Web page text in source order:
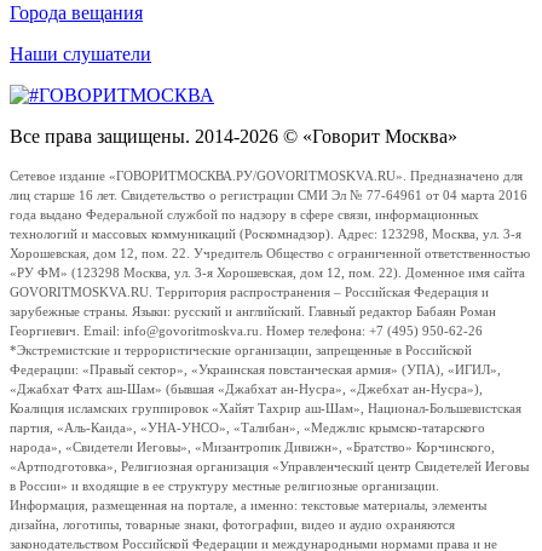
Города вещания
Наши слушатели
Все права защищены. 2014-2026 © «Говорит Москва»
Сетевое издание «ГОВОРИТМОСКВА.РУ/GOVORITMOSKVA.RU». Предназначено для
лиц старше 16 лет. Свидетельство о регистрации СМИ Эл № 77-64961 от 04 марта 2016
года выдано Федеральной службой по надзору в сфере связи, информационных
технологий и массовых коммуникаций (Роскомнадзор). Адрес: 123298, Москва, ул. 3-я
Хорошевская, дом 12, пом. 22. Учредитель Общество с ограниченной ответственностью
«РУ ФМ» (123298 Москва, ул. 3-я Хорошевская, дом 12, пом. 22). Доменное имя сайта
GOVORITMOSKVA.RU. Территория распространения – Российская Федерация и
зарубежные страны. Языки: русский и английский. Главный редактор Бабаян Роман
Георгиевич. Email: info@govoritmoskva.ru. Номер телефона: +7 (495) 950-62-26
*Экстремистские и террористические организации, запрещенные в Российской
Федерации: «Правый сектор», «Украинская повстанческая армия» (УПА), «ИГИЛ»,
«Джабхат Фатх аш-Шам» (бывшая «Джабхат ан-Нусра», «Джебхат ан-Нусра»),
Коалиция исламских группировок «Хайят Тахрир аш-Шам», Национал-Большевистская
партия, «Аль-Каида», «УНА-УНСО», «Талибан», «Меджлис крымско-татарского
народа», «Свидетели Иеговы», «Мизантропик Дивижн», «Братство» Корчинского,
«Артподготовка», Религиозная организация «Управленческий центр Свидетелей Иеговы
в России» и входящие в ее структуру местные религиозные организации.
Информация, размещенная на портале, а именно: текстовые материалы, элементы
дизайна, логотипы, товарные знаки, фотографии, видео и аудио охраняются
законодательством Российской Федерации и международными нормами права и не